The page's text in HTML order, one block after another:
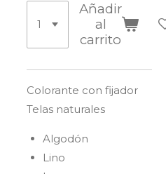
Añadir
al
carrito
Colorante con fijador
Telas naturales
Algodón
Lino